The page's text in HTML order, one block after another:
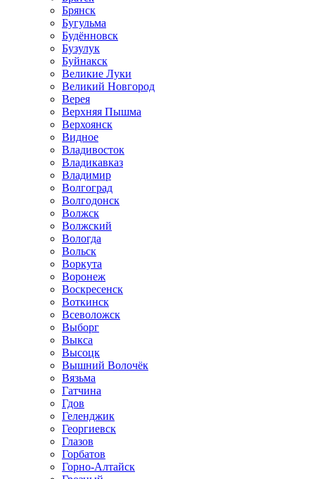
Брянск
Бугульма
Будённовск
Бузулук
Буйнакск
Великие Луки
Великий Новгород
Верея
Верхняя Пышма
Верхоянск
Видное
Владивосток
Владикавказ
Владимир
Волгоград
Волгодонск
Волжск
Волжский
Вологда
Вольск
Воркута
Воронеж
Воскресенск
Воткинск
Всеволожск
Выборг
Выкса
Высоцк
Вышний Волочёк
Вязьма
Гатчина
Гдов
Геленджик
Георгиевск
Глазов
Горбатов
Горно-Алтайск